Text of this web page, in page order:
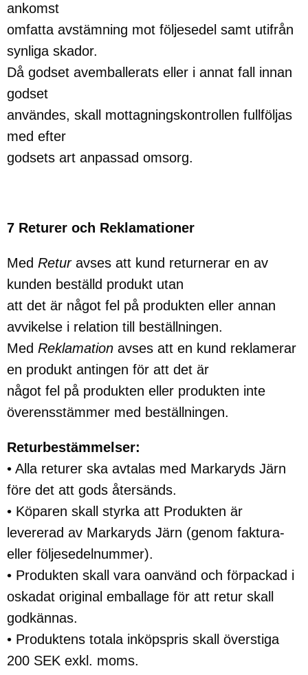
ankomst
omfatta avstämning mot följesedel samt utifrån
synliga skador.
Då godset avemballerats eller i annat fall innan
godset
användes, skall mottagningskontrollen fullföljas
med efter
godsets art anpassad omsorg.
7 Returer och Reklamationer
Med Returavses att kund returnerar en av
kunden beställd produkt utan
att det är något fel på produkten eller annan
avvikelse i relation till beställningen.
Med Reklamation avses att en kund reklamerar
en produkt antingen för att det är
något fel på produkten eller produkten inte
överensstämmer med beställningen.
Returbestämmelser:
• Alla returer ska avtalas med Markaryds Järn
före det att gods återsänds.
• Köparen skall styrka att Produkten är
levererad av Markaryds Järn (genom faktura-
eller följesedelnummer).
• Produkten skall vara oanvänd och förpackad i
oskadat original emballage för att retur skall
godkännas.
• Produktens totala inköpspris skall överstiga
200 SEK exkl. moms.